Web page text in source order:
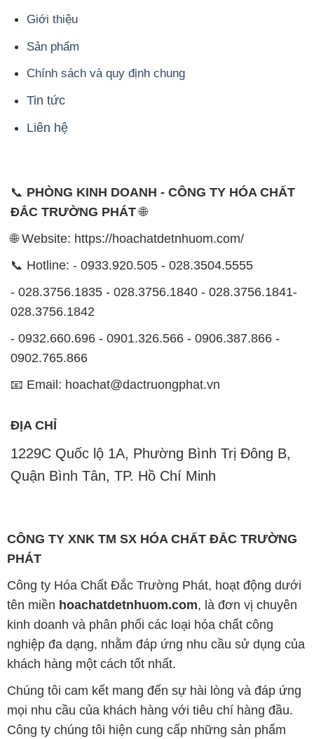
Giới thiệu
Sản phẩm
Chính sách và quy định chung
Tin tức
Liên hệ
📞 PHÒNG KINH DOANH - CÔNG TY HÓA CHẤT
ĐẮC TRƯỜNG PHÁT🌐
🌐 Website: https://hoachatdetnhuom.com/
📞 Hotline: - 0933.920.505 - 028.3504.5555
- 028.3756.1835 - 028.3756.1840 - 028.3756.1841-
028.3756.1842
- 0932.660.696 - 0901.326.566 - 0906.387.866 -
0902.765.866
📧 Email: hoachat@dactruongphat.vn
ĐỊA CHỈ
1229C Quốc lộ 1A, Phường Bình Trị Đông B,
Quận Bình Tân, TP. Hồ Chí Minh
CÔNG TY XNK TM SX HÓA CHẤT ĐẮC TRƯỜNG
PHÁT
Công ty Hóa Chất Đắc Trường Phát, hoạt động dưới
tên miền hoachatdetnhuom.com, là đơn vị chuyên
kinh doanh và phân phối các loại hóa chất công
nghiệp đa dạng, nhằm đáp ứng nhu cầu sử dụng của
khách hàng một cách tốt nhất.
Chúng tôi cam kết mang đến sự hài lòng và đáp ứng
mọi nhu cầu của khách hàng với tiêu chí hàng đầu.
Công ty chúng tôi hiện cung cấp những sản phẩm